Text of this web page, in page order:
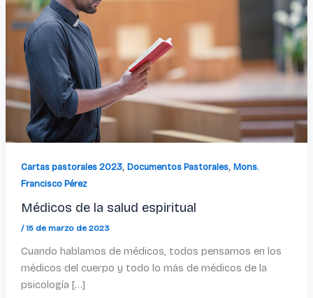
Cartas pastorales 2023, Documentos Pastorales, Mons.
Francisco Pérez
Médicos de la salud espiritual
/15 de marzo de 2023
Cuando hablamos de médicos, todos pensamos en los
médicos del cuerpo y todo lo más de médicos de la
psicología […]